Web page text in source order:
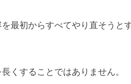
最初からすべてやり直そうと
くすることではありません。